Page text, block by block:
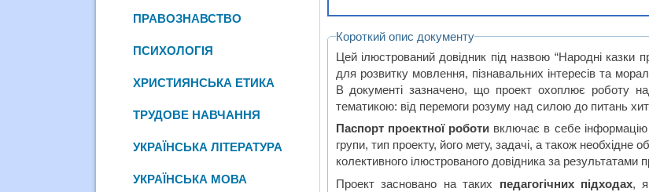
Короткий опис документу
Цей ілюстрований довідник під назвою “Народні казки
для розвитку мовлення, пізнавальних інтересів та
В документі зазначено, що проект охоплює роботу
тематикою: від перемоги розуму над силою до питань
Паспорт проектної роботивключає в себе інформацію
групи, тип проекту, його мету, задачі, а також
колективного ілюстрованого довідника за результатами
Проект засновано на таких педагогічних підходах,
ПРАВОЗНАВСТВО
ПСИХОЛОГІЯ
ХРИСТИЯНСЬКА ЕТИКА
ТРУДОВЕ НАВЧАННЯ
УКРАЇНСЬКА ЛІТЕРАТУРА
УКРАЇНСЬКА МОВА